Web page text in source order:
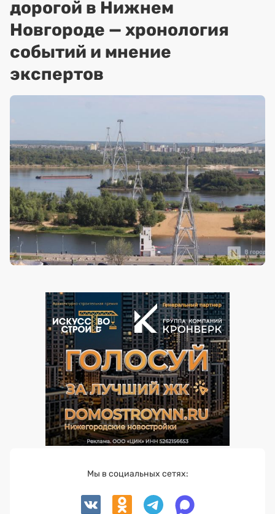
дорогой в Нижнем
Новгороде — хронология
событий и мнение
экспертов
Мы в социальных сетях: